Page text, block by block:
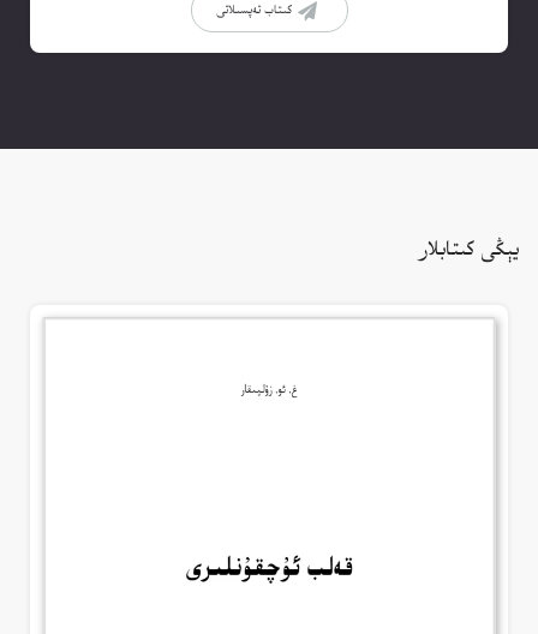
كىتاب تەپسىلاتى
يېڭى كىتابلار